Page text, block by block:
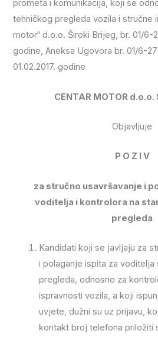
prometa i komunikacija, koji se
tehničkog pregleda vozila i stručne
motor“ d.o.o. Široki Brijeg, br. 01/6-
godine, Aneksa Ugovora br. 01/6-
01.02.2017. godine
CENTAR MOTOR
Objavljuje
P O Z I V
za stručno usavršavanje i
voditelja i kontrolora na
pregleda
Kandidati koji se javljaju za
i polaganje ispita za voditelja
pregleda, odnosno za
ispravnosti vozila, a koji
uvjete, dužni su uz prijavu,
kontakt broj telefona priložiti